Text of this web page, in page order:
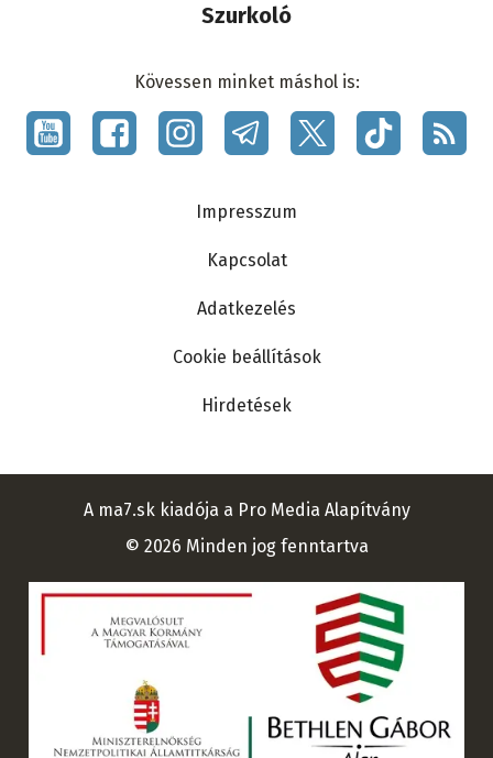
Szurkoló
Social
menu
Kövessen minket máshol is:
Impresszum
Kapcsolat
Adatkezelés
Cookie beállítások
Hirdetések
A ma7.sk kiadója a Pro Media Alapítvány
© 2026 Minden jog fenntartva